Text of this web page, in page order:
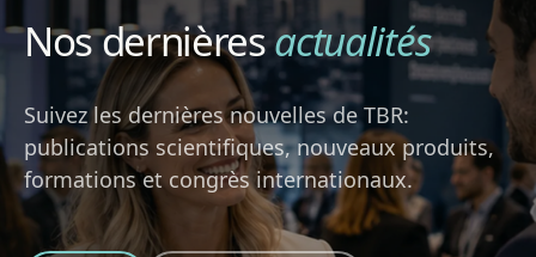
Nos dernièresactualités
Suivez les dernières nouvelles de TBR:
publications scientifiques, nouveaux produits,
formations et congrès internationaux.